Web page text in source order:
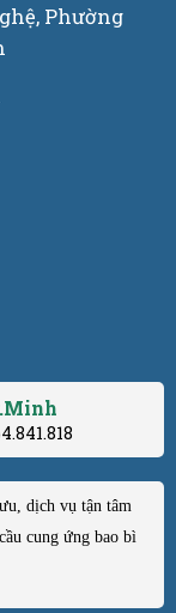
Phường
dịch vụ tận tâm
cung ứng bao bì